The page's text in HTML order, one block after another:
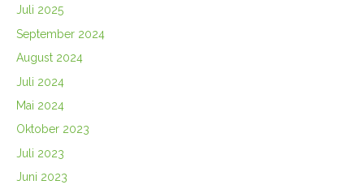
Juli 2025
September 2024
August 2024
Juli 2024
Mai 2024
Oktober 2023
Juli 2023
Juni 2023